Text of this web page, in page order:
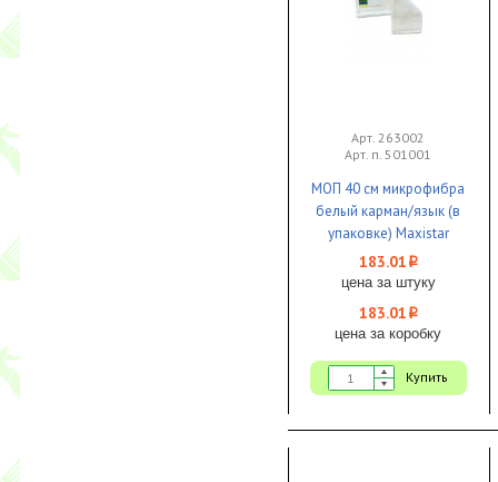
Арт. 263002
Арт. п. 501001
МОП 40 см микрофибра
белый карман/язык (в
упаковке) Maxistar
Uni40 1/30 IWIPE
183.01 i
цена за штуку
183.01 i
цена за коробку
Купить